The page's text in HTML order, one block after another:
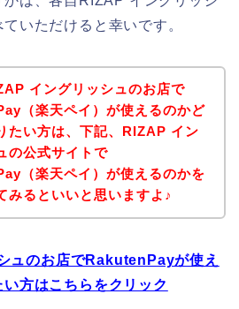
いただけると幸いです。
イングリッシュのお店で
（楽天ペイ）が使えるのかど
たい方は、下記、RIZAP イン
の公式サイトで
（楽天ペイ）が使えるのかを
みるといいと思いますよ♪
ュのお店でRakutenPayが使え
方はこちらをクリック